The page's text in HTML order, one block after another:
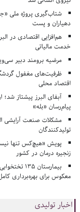
شتاب‌گیری پروژه ملی
دهیاران و پست
هم‌افزایی اقتصادی در
خدمت مالیاتی
مرضیه برومند دبیر
ظرفیت‌های مغفول
اقتصاد محلی
پیام‌رسان «بله»
مشکلات صنعت آرایشی
تولیدکنندگان
پویش «هیچ‌کس تنها
زنجیره درمان در کشور
بیمارستان
معکوس برای بهره‌برداری
اخبار تولیدی